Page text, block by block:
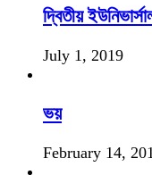
দ্বিতীয়
July 1, 2019
ভয়
February 14,